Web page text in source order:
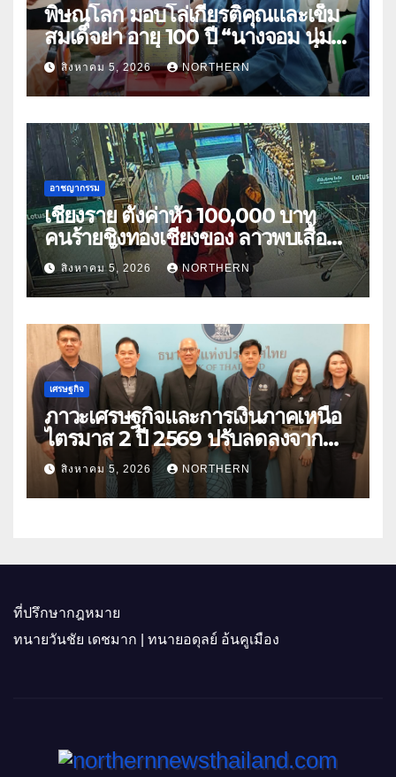
พิษณุโลก มอบโล่เกียรติคุณและเข็ม
สมเด็จย่า อายุ 100 ปี “นางจอม นุ่ม
เนตร” ตำบลบ้านกร่าง อำเภอเมือง
สิงหาคม 5, 2026 NORTHERN
อาชญากรรม
เชียงราย ตั้งค่าหัว 100,000 บาท
คนร้ายชิงทองเชียงของ ลาวพบเสื้อผ้า
คนร้ายตั้งจุดตรวจตามเส้นทาง
สิงหาคม 5, 2026 NORTHERN
เศรษฐกิจ
ภาวะเศรษฐกิจและการเงินภาคเหนือ
ไตรมาส 2 ปี 2569 ปรับลดลงจาก
ราคาพลังงาน ค่าครองชีพ
สิงหาคม 5, 2026 NORTHERN
ที่ปรึกษากฎหมาย
ทนายวันชัย เดชมาก | ทนายอดุลย์ อ้นคูเมือง